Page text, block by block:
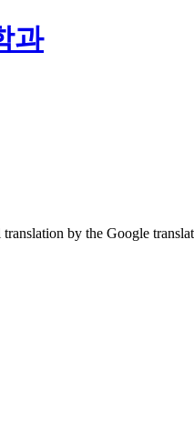
과
by the Google